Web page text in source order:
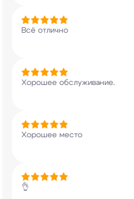
Всё отлично
Хорошее обслуживание.
Хорошее место
👌